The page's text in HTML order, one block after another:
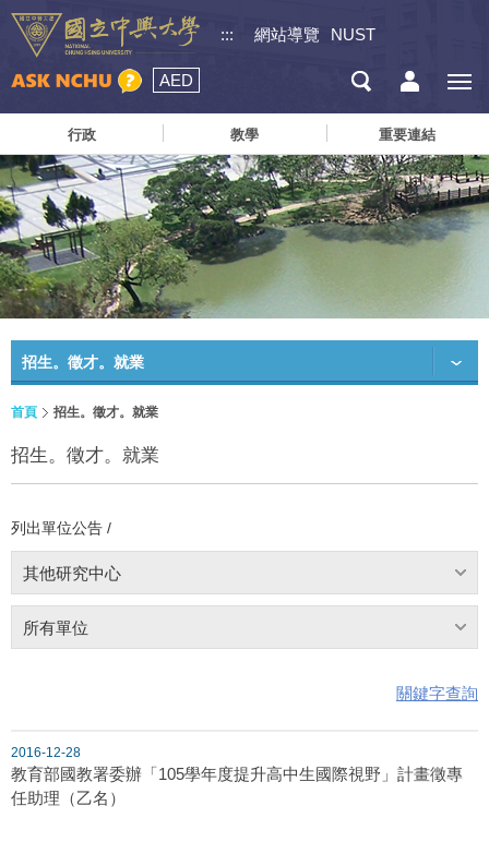
::: 網站導覽 NUST
AED
行政 教學 重要連結
招生。徵才。就業
首頁 招生。徵才。就業
招生。徵才。就業
列出單位公告 /
其他研究中心
所有單位
關鍵字查詢
2016-12-28
教育部國教署委辦「105學年度提升高中生國際視野」計畫徵專
任助理（乙名）